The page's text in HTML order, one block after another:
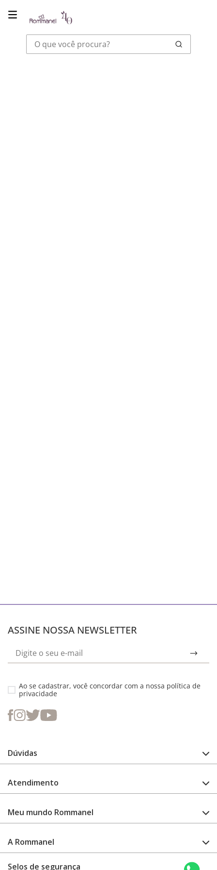
O que você procura?
ASSINE NOSSA NEWSLETTER
Ao se cadastrar, você concordar com a nossa política de
privacidade
Dúvidas
Guia de medidas
Como configurar meu relógio
Garantia
Atendimento
Encontre uma loja
Meu mundo Rommanel
Revenda Rommanel
A Rommanel
Selos de segurança